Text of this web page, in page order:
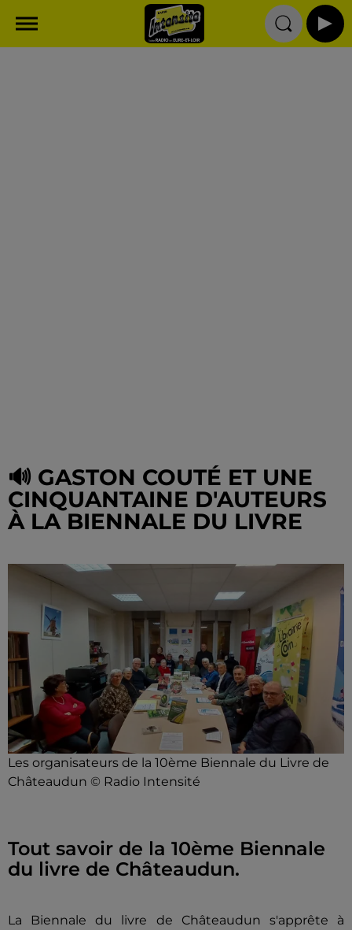
🔊 GASTON COUTÉ ET UNE
CINQUANTAINE D'AUTEURS
À LA BIENNALE DU LIVRE
Les organisateurs de la 10ème Biennale du Livre de
Châteaudun © Radio Intensité
Tout savoir de la 10ème Biennale
du livre de Châteaudun.
La Biennale du livre de Châteaudun s'apprête à